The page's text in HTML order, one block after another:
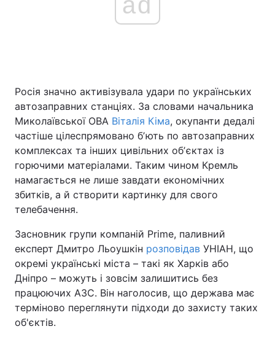
Росія значно активізувала удари по українських
автозаправних станціях. За словами начальника
Миколаївської ОВА Віталія Кіма, окупанти дедалі
частіше цілеспрямовано бʼють по автозаправних
комплексах та інших цивільних обʼєктах із
горючими матеріалами. Таким чином Кремль
намагається не лише завдати економічних
збитків, а й створити картинку для свого
телебачення.
Засновник групи компаній Prime, паливний
експерт Дмитро Льоушкін розповідав УНІАН, що
окремі українські міста – такі як Харків або
Дніпро – можуть і зовсім залишитись без
працюючих АЗС. Він наголосив, що держава має
терміново переглянути підходи до захисту таких
об'єктів.